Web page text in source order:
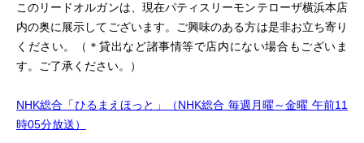
このリードオルガンは、現在パティスリーモンテローザ横浜本店
内の奥に展示してございます。ご興味のある方は是非お立ち寄り
ください。（＊貸出など諸事情等で店内にない場合もございま
す。ご了承ください。）
NHK総合「ひるまえほっと」（NHK総合 毎週月曜～金曜 午前11
時05分放送）